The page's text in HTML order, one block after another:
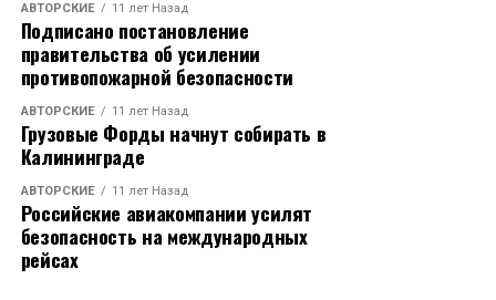
АВТОРСКИЕ 11 лет Назад
Подписано постановление
правительства об усилении
противопожарной безопасности
АВТОРСКИЕ 11 лет Назад
Грузовые Форды начнут собирать в
Калининграде
АВТОРСКИЕ 11 лет Назад
Российские авиакомпании усилят
безопасность на международных
рейсах